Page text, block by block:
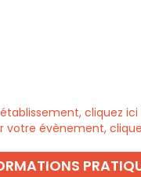
cliquez ici
votre évènement,